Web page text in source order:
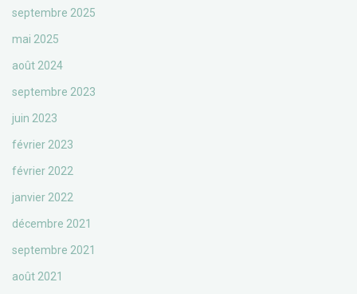
septembre 2025
mai 2025
août 2024
septembre 2023
juin 2023
février 2023
février 2022
janvier 2022
décembre 2021
septembre 2021
août 2021